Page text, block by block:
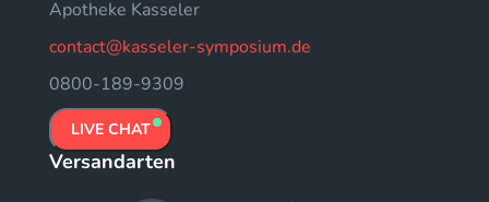
Apotheke Kasseler
contact@kasseler-symposium.de
0800-189-9309
LIVE CHAT
Versandarten